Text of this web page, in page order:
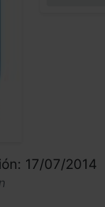
17/07/2014